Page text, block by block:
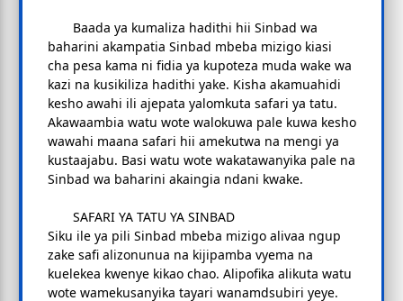
Baada ya kumaliza hadithi hii Sinbad wa
baharini akampatia Sinbad mbeba mizigo kiasi
cha pesa kama ni fidia ya kupoteza muda wake wa
kazi na kusikiliza hadithi yake. Kisha akamuahidi
kesho awahi ili ajepata yalomkuta safari ya tatu.
Akawaambia watu wote walokuwa pale kuwa kesho
wawahi maana safari hii amekutwa na mengi ya
kustaajabu. Basi watu wote wakatawanyika pale na
Sinbad wa baharini akaingia ndani kwake.
SAFARI YA TATU YA SINBAD
Siku ile ya pili Sinbad mbeba mizigo alivaa ngup
zake safi alizonunua na kijipamba vyema na
kuelekea kwenye kikao chao. Alipofika alikuta watu
wote wamekusanyika tayari wanamdsubiri yeye.